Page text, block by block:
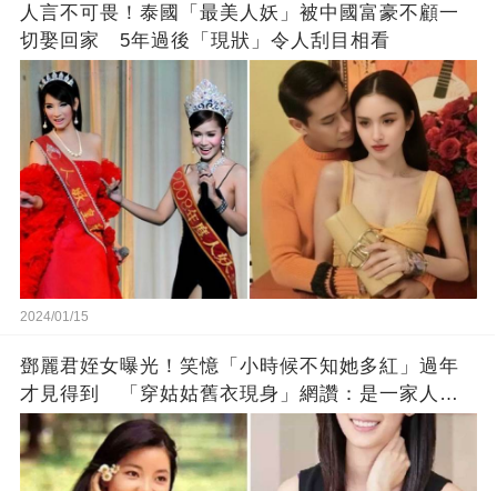
人言不可畏！泰國「最美人妖」被中國富豪不顧一
切娶回家 5年過後「現狀」令人刮目相看
2024/01/15
鄧麗君姪女曝光！笑憶「小時候不知她多紅」過年
才見得到 「穿姑姑舊衣現身」網讚：是一家人沒
錯!